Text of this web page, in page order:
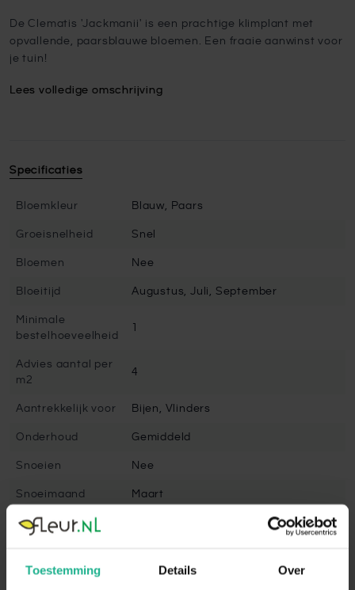
Toestemming Details Over
De Clematis 'Jackmanii' is een prachtige klimplant met
opvallende, paarsblauwe bloemen. Een fraaie aanwinst voor
je tuin!
Lees volledige omschrijving
Specificaties
Bloemkleur Blauw, Paars
Groeisnelheid Snel
Bloemen Nee
Bloeitijd Augustus, Juli, September
Minimale
bestelhoeveelheid
Advies aantal per
m2
4
Aantrekkelijk voor Bijen, Vlinders
Onderhoud Gemiddeld
Snoeien Nee
Snoeimaand Maart
Volgroeide hoogte
Bladbehoudend